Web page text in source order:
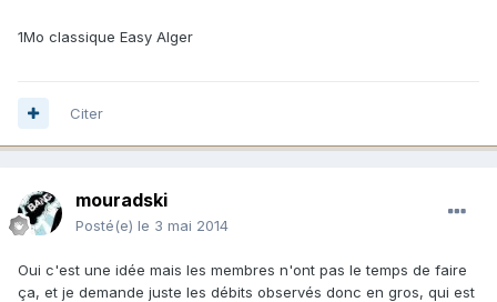
1Mo classique Easy Alger
Citer
mouradski
Posté(e) le 3 mai 2014
Oui c'est une idée mais les membres n'ont pas le temps de faire
ça, et je demande juste les débits observés donc en gros, qui est